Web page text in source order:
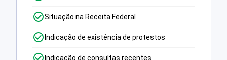
Situação na Receita Federal
Indicação de existência de protestos
Indicação de consultas recentes